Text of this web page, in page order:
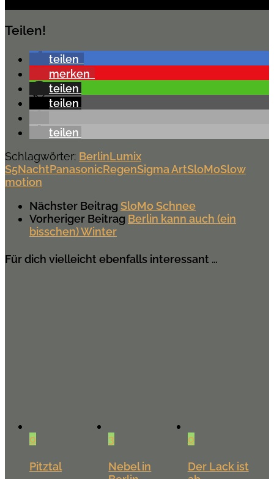
Teilen!
teilen
merken
teilen
teilen
teilen
Schlagwörter: BerlinLumix
S5NachtPanasonicRegenSigma ArtSloMoSlow
motion
Nächster Beitrag SloMo Schnee
Vorheriger Beitrag Berlin kann auch (ein
bisschen) Winter
Für dich vielleicht ebenfalls interessant …
0
Pitztal
3
Nebel in
0
Der Lack ist